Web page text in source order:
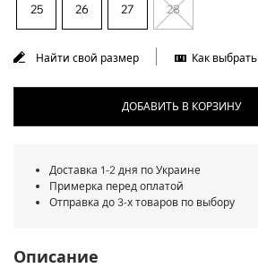
25 26 27 28
Найти свой размер Как выбрать
ДОБАВИТЬ В КОРЗИНУ
Доставка 1-2 дня по Украине
Примерка перед оплатой
Отправка до 3-х товаров по выбору
Описание